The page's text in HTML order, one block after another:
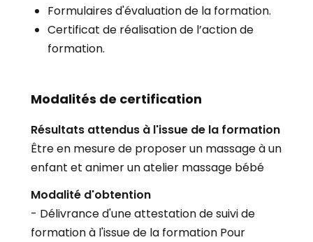
Formulaires d'évaluation de la formation.
Certificat de réalisation de l’action de
formation.
Modalités de certification
Résultats attendus à l'issue de la formation
Être en mesure de proposer un massage à un
enfant et animer un atelier massage bébé
Modalité d'obtention
- Délivrance d'une attestation de suivi de
formation à l'issue de la formation Pour